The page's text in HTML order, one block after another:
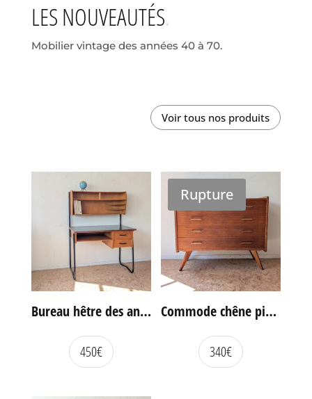
LES NOUVEAUTÉS
Mobilier vintage des années 40 à 70.
Voir tous nos produits
Bureau hêtre des années 60
450€
Rupture
Commode chêne pieds compas vintage
340€